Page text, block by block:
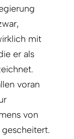
mit
er als
voran
von